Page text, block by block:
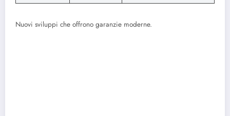
Nuovi sviluppi che offrono garanzie moderne.